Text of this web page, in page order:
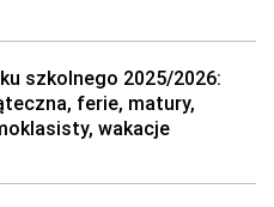
szkolnego 2025/2026:
ferie, matury,
wakacje